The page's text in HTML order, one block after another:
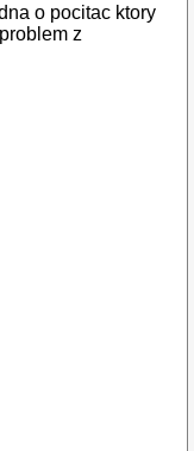
o pocitac ktory
z